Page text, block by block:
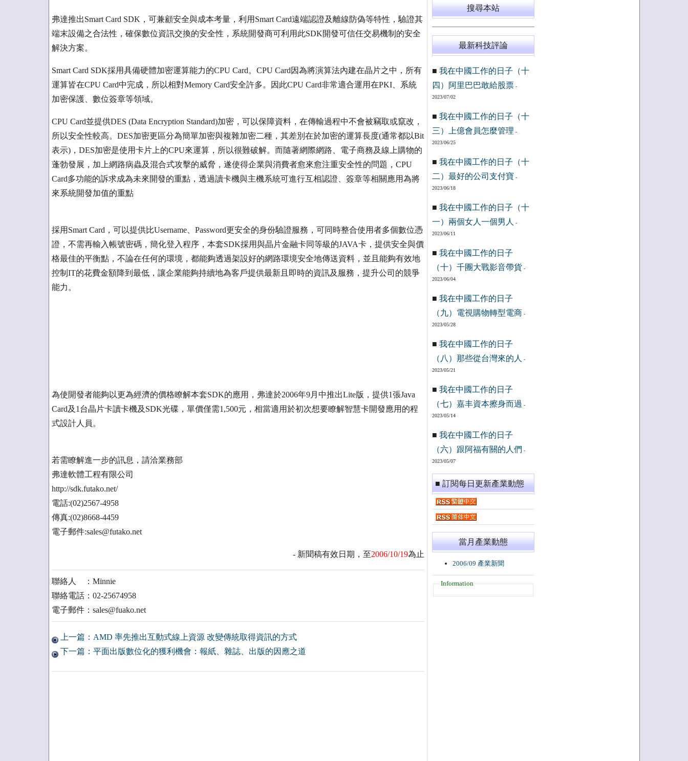
弗達推出Smart Card SDK，可兼顧安全與成本考量，利用Smart Card遠端認證及離線防偽等特性，驗證其
端末設備之合法性，確保數位資訊交換的安全性，系統開發商可利用此SDK開發可信任交易機制的安全
解決方案。
Smart Card SDK採用具備硬體加密運算能力的CPU Card。CPU Card因為將演算法內建在晶片之中，所有
運算皆在CPU Card中完成，所以相對Memory Card安全許多。因此CPU Card非常適合運用在PKI、系統
加密保護、數位簽章等領域。
CPU Card並提供DES (Data Encryption Standard)加密，可以保障資料，在傳輸過程中不會被竊取或竄改，
所以安全性較高。DES加密更區分為簡單加密與複雜加密二種，其差別在於加密的運算長度(通常都以Bit
表示)，DES加密是使用卡片上的CPU來運算，所以很難破解。而隨著網際網路、電子商務及線上購物的
蓬勃發展，加上網路病蟲及混合式攻擊的威脅，遂使得企業與消費者愈來愈注重安全性的問題，CPU
Card多功能的訴求成為未來開發的重點，透過讀卡機與主機系統可進行互相認證、簽章等相關應用為將
來系統開發加值的重點
採用Smart Card，可以提供比Username、Password更安全的身份驗證服務，可同時整合使用者多個數位憑
證，不需再輸入帳號密碼，簡化登入程序，本套SDK採用與晶片金融卡同等級的JAVA卡，提供安全與價
格最佳的平衡點，不論在任何的環境，都能夠透過架設好的網路環境安全地傳送資料，並且能夠有效地
控制IT的花費金額降到最低，讓企業能夠持續地為客戶提供最新且即時的資訊及服務，提升公司的競爭
能力。
為使開發者能夠以更為經濟的價格瞭解本套SDK的應用，弗達於2006年9月中推出Lite版，提供1張Java
Card及1台晶片卡讀卡機及SDK光碟，單價僅需1,500元，相當適用於初次想要瞭解智慧卡開發應用的程
式設計人員。
若需瞭解進一步的訊息，請洽業務部
弗達軟體工程有限公司
http://sdk.futako.net/
電話:(02)2567-4958
傳真:(02)8668-4459
電子郵件:sales@futako.net
- 新聞稿有效日期，至2006/10/19為止
聯絡人 ：Minnie
聯絡電話：02-25674958
電子郵件：sales@fuako.net
上一篇：AMD 率先推出互動式線上資源 改變傳統取得資訊的方式
下一篇：平面出版數位化的獲利機會：報紙、雜誌、出版的因應之道
搜尋本站
最新科技評論
■ 我在中國工作的日子（十
四）阿里巴巴敢給股票-
2023/07/02
■ 我在中國工作的日子（十
三）上億會員怎麼管理 -
2023/06/25
■ 我在中國工作的日子（十
二）最好的公司支付寶 -
2023/06/18
■ 我在中國工作的日子（十
一）兩個女人一個男人
-
2023/06/11
■ 我在中國工作的日子
（十）千團大戰影音帶貨 -
2023/06/04
■ 我在中國工作的日子
（九）電視購物轉型電商 -
2023/05/28
■ 我在中國工作的日子
（八）那些從台灣來的人
-
2023/05/21
■ 我在中國工作的日子
（七）嘉丰資本擦身而過 -
2023/05/14
■ 我在中國工作的日子
（六）跟阿福有關的人們 -
2023/05/07
■ 訂閱每日更新產業動態
當月產業動態
2006/09 產業新聞
Information